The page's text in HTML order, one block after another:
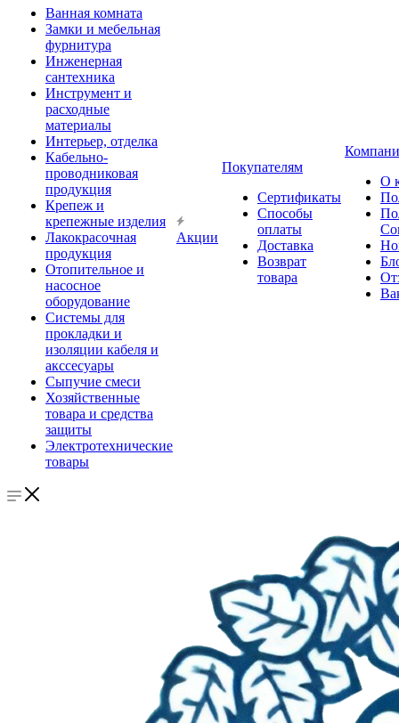
Ванная комната
Замки и мебельная
фурнитура
Инженерная
сантехника
Инструмент и
расходные
материалы
Интерьер, отделка
Кабельно-
проводниковая
продукция
Крепеж и
крепежные изделия
Лакокрасочная
продукция
Отопительное и
насосное
оборудование
Системы для
прокладки и
изоляции кабеля и
акссесуары
Сыпучие смеси
Хозяйственные
товара и средства
защиты
Электротехнические
товары
Акции
Покупателям
Сертификаты
Способы
оплаты
Доставка
Возврат
товара
О